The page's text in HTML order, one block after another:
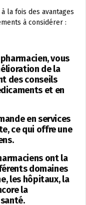
la fois des avantages
à considérer :
vous
de la
des conseils
et en
en services
ce qui offre une
ont la
domaines
les hôpitaux, la
la